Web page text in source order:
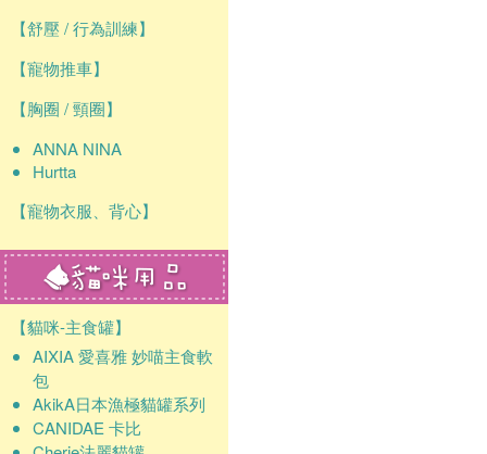
【舒壓 / 行為訓練】
【寵物推車】
【胸圈 / 頸圈】
ANNA NINA
Hurtta
【寵物衣服、背心】
【貓咪-主食罐】
AIXIA 愛喜雅 妙喵主食軟
包
AkikA日本漁極貓罐系列
CANIDAE 卡比